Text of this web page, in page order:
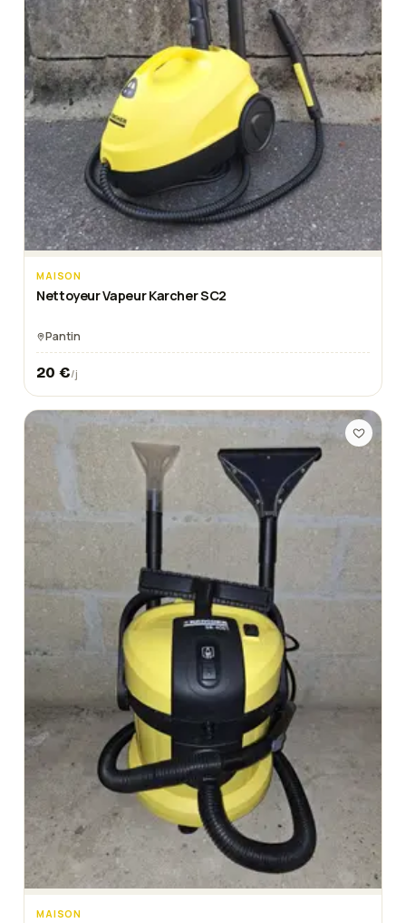
MAISON
Nettoyeur Vapeur Karcher SC2
Pantin
20 €/j
MAISON